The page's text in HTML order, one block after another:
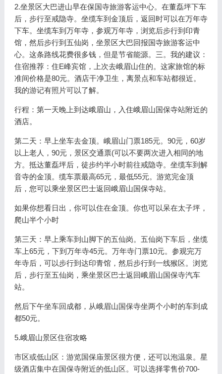
2.坐景区大巴进山早在保国寺旅游客运中心。在董磊坪下车
后，步行至戒隐寺。坐缆车到金顶后，返回时可以在万年寺
下车。坐缆车到万年寺，参观万年寺，浏览后步行到印青
馆，然后步行到五仙岗，坐景区大巴回报国寺旅游客运中
心。这条路线花费很多钱，但是节省能源。三。我的建议：
住宿推荐：住E峰宾馆，上次去峨眉山住的。这家旅馆的标
准间价格是80元。酒店干净卫生，离景点和车站都很近。
我的游记有照片可以了解。
行程：第一天晚上到达峨眉山，入住峨眉山国保寺站附近的
酒店。
第二天：早上坐车去金顶。峨眉山门票185元。90元，60岁
以上老人，90元，景区交通票(可以不要两次进入相同的地
方。抵达董磊坪后，徒步约半小时前往戒隐寺。坐缆车到解
音寺的金顶。缆车票最高65元，最低55元。游览完金顶
后，您可以乘坐景区巴士返回峨眉山国保寺站。
如果你想看日出，你可以住在金顶。你也可以呆在太子坪，
爬山半个小时
第三天：早上乘车到山脚下的五仙岗。五仙岗下车后，坐缆
车上65元，下到万年寺45元。万年寺门票10元。参观完万
年寺后，可以步行到达印青馆，然后步行到一线猴区。浏览
后，步行至五仙岗，乘坐景区巴士返回峨眉山国保寺汽车
站。
然后下午坐车回成都，从峨眉山国保寺坐两个小时的车到成
都50元。
5.峨眉山景区住宿攻略
市区或低山区：游览国保庙景区很方便，还可以泡温泉。星
级酒店集中在国保寺附近的低山区。可以选择零售价700-